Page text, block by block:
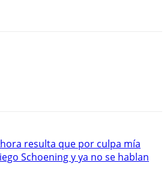
resulta que por culpa mía
Schoening y ya no se hablan